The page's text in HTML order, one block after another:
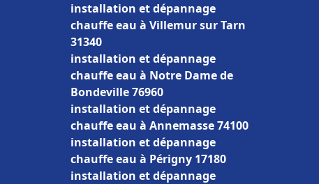
installation et dépannage
chauffe eau à Villemur sur Tarn
31340
installation et dépannage
chauffe eau à Notre Dame de
Bondeville 76960
installation et dépannage
chauffe eau à Annemasse 74100
installation et dépannage
chauffe eau à Périgny 17180
installation et dépannage